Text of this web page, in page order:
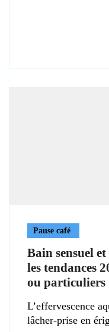
Pause café
Bain sensuel
les tendances
ou particuliers
L’effervescence
lâcher-prise en